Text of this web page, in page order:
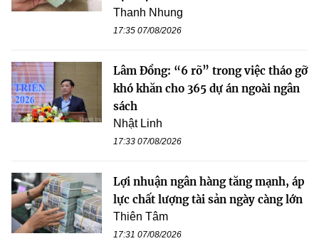
Thanh Nhung
17:35 07/08/2026
Lâm Đồng: “6 rõ” trong việc tháo gỡ
khó khăn cho 365 dự án ngoài ngân
sách
Nhật Linh
17:33 07/08/2026
Lợi nhuận ngân hàng tăng mạnh, áp
lực chất lượng tài sản ngày càng lớn
Thiên Tâm
17:31 07/08/2026